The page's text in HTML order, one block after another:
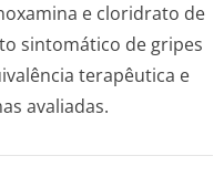
e cloridrato de
sintomático de gripes
terapêutica e
avaliadas.